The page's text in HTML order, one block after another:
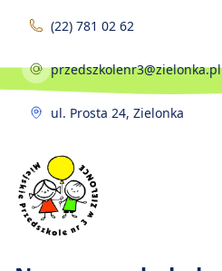
(22) 781 02 62
przedszkolenr3@zielonka.pl
ul. Prosta 24, Zielonka
Strona główna